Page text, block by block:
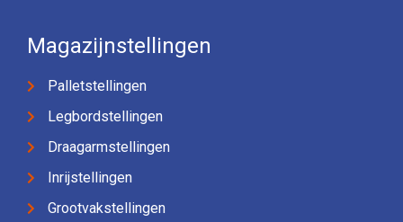
Magazijnstellingen
Palletstellingen
Legbordstellingen
Draagarmstellingen
Inrijstellingen
Grootvakstellingen